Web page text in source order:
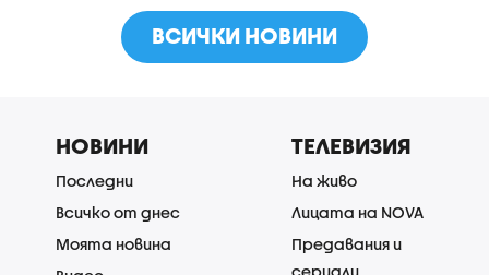
ВСИЧКИ НОВИНИ
НОВИНИ
Последни
Всичко от днес
Моята новина
ТЕЛЕВИЗИЯ
На живо
Лицата на NOVA
Предавания и
сериали